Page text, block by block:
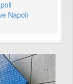
Napoli